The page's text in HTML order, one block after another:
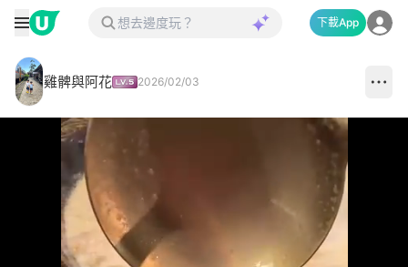
下載App
雞髀與阿花 2026/02/03